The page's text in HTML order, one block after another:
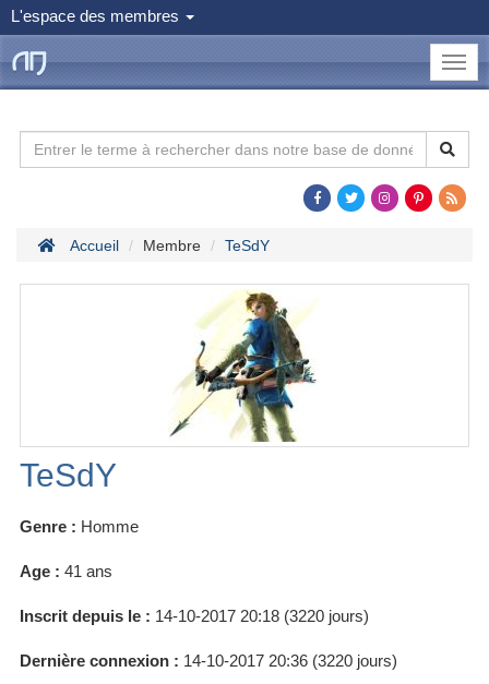
L'espace des membres
le
Dojo
Accueil Membre TeSdY
TeSdY
Genre : Homme
Age : 41 ans
Inscrit depuis le : 14-10-2017 20:18 (3220 jours)
Dernière connexion : 14-10-2017 20:36 (3220 jours)